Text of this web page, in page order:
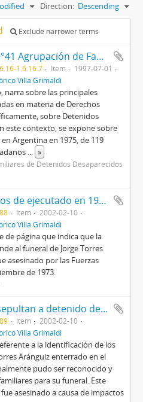
Direction: Descending
Exclude narrower terms
Informativo n°41 Agrupación de Familiares de Detenidos Desaparecidos
1.6.16.7 Item
1997-07-01
Villa Grimaldi
narra sobre las principales
en materia de Derechos
sobre Detenidos
este contexto, se expone sobre
Argentina en 1975, de 119
... »
de Detenidos Desaparecidos
Sepultan restos de ejecutado en 1973
Item
2002-02-10
Villa Grimaldi
de página que indica que la
al funeral de Jorge Torres
asesinado por las Fuerzas
de 1973.
Identifican y sepultan a detenido desaparecido
Item
2002-02-10
Villa Grimaldi
a la identificación de los
Aránguiz enterrado en el
pudo ser reconocido y
para su funeral. Este
asesinado a causa de impactos